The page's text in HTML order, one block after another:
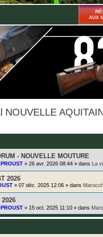
AUX
NOUVELLE
- NOUVELLE MOUTURE
» 26 avr. 2026 08:44 » dans La
2026
» 07 déc. 2025 12:06 » dans
2026
» 15 oct. 2025 11:10 » dans